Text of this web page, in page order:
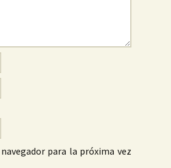
para la próxima vez